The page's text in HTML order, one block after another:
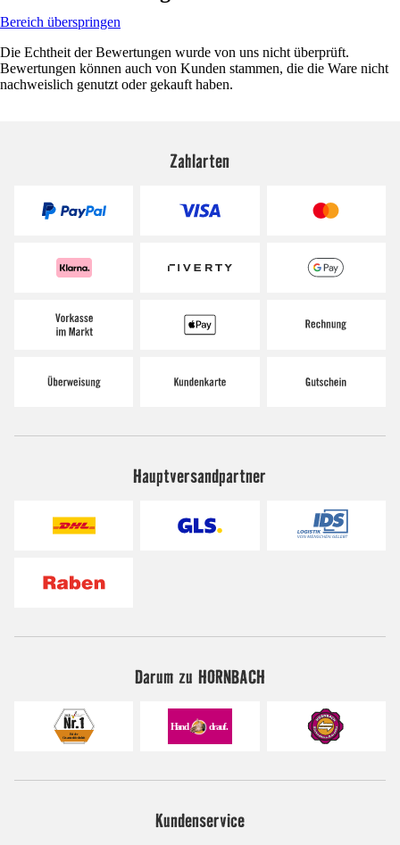
Bereich überspringen
Die Echtheit der Bewertungen wurde von uns nicht überprüft.
Bewertungen können auch von Kunden stammen, die die Ware nicht
nachweislich genutzt oder gekauft haben.
Zahlarten
Hauptversandpartner
Darum zu HORNBACH
Kundenservice